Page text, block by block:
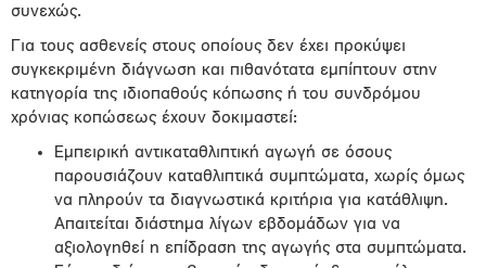
συνεχώς.
Για τους ασθενείς στους οποίους δεν έχει προκύψει
συγκεκριμένη διάγνωση και πιθανότατα εμπίπτουν στην
κατηγορία της ιδιοπαθούς κόπωσης ή του συνδρόμου
χρόνιας κοπώσεως έχουν δοκιμαστεί:
Εμπειρική αντικαταθλιπτική αγωγή σε όσους
παρουσιάζουν καταθλιπτικά συμπτώματα, χωρίς όμως
να πληρούν τα διαγνωστικά κριτήρια για κατάθλιψη.
Απαιτείται διάστημα λίγων εβδομάδων για να
αξιολογηθεί η επίδραση της αγωγής στα συμπτώματα.